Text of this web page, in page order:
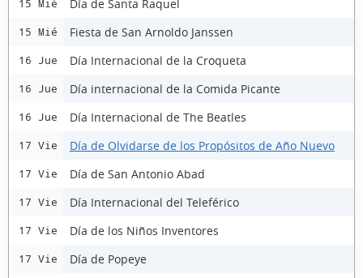
15 Mié Día de Santa Raquel
15 Mié Fiesta de San Arnoldo Janssen
16 Jue Día Internacional de la Croqueta
16 Jue Día internacional de la Comida Picante
16 Jue Día Internacional de The Beatles
17 Vie Día de Olvidarse de los Propósitos de Año Nuevo
17 Vie Día de San Antonio Abad
17 Vie Día Internacional del Teleférico
17 Vie Día de los Niños Inventores
17 Vie Día de Popeye